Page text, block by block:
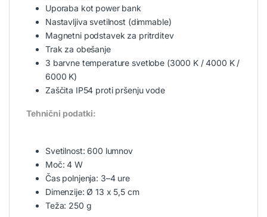
Uporaba kot power bank
Nastavljiva svetilnost (dimmable)
Magnetni podstavek za pritrditev
Trak za obešanje
3 barvne temperature svetlobe (3000 K / 4000 K /
6000 K)
Zaščita IP54 proti pršenju vode
Tehnični podatki:
Svetilnost: 600 lumnov
Moč: 4 W
Čas polnjenja: 3–4 ure
Dimenzije: Ø 13 x 5,5 cm
Teža: 250 g